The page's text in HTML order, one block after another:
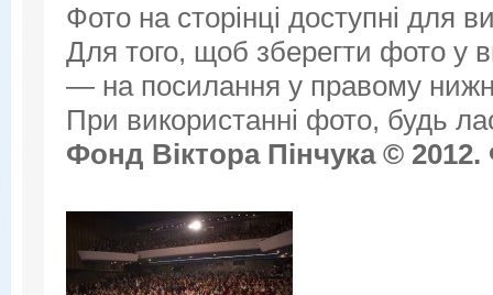
Фото на сторінці доступні для
Для того, щоб зберегти фото у
— на посилання у правому
При використанні фото, будь
Фонд Віктора Пінчука ©